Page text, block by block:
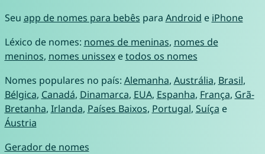
Seu app de nomes para bebês para Android e iPhone
Léxico de nomes: nomes de meninas, nomes de
meninos, nomes unissexetodos os nomes
Nomes populares no país: Alemanha, Austrália, Brasil,
Bélgica, Canadá, Dinamarca, EUA, Espanha, França, Grã-
Bretanha, Irlanda, Países Baixos, Portugal, Suíça e
Áustria
Gerador de nomes